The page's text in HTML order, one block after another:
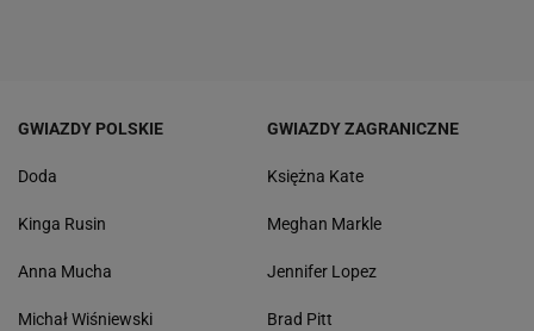
GWIAZDY POLSKIE
Doda
Kinga Rusin
Anna Mucha
Michał Wiśniewski
GWIAZDY ZAGRANICZNE
Księżna Kate
Meghan Markle
Jennifer Lopez
Brad Pitt